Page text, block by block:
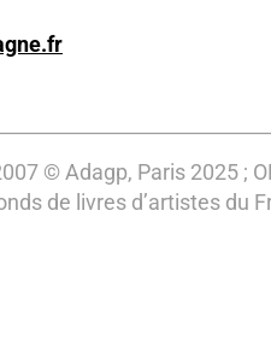
© Adagp, Paris 2025 ;
de livres d’artistes du